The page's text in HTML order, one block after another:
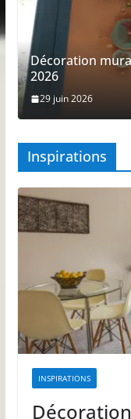
Décoration
2026
29 juin 2026
Inspirations
INSPIRATIONS